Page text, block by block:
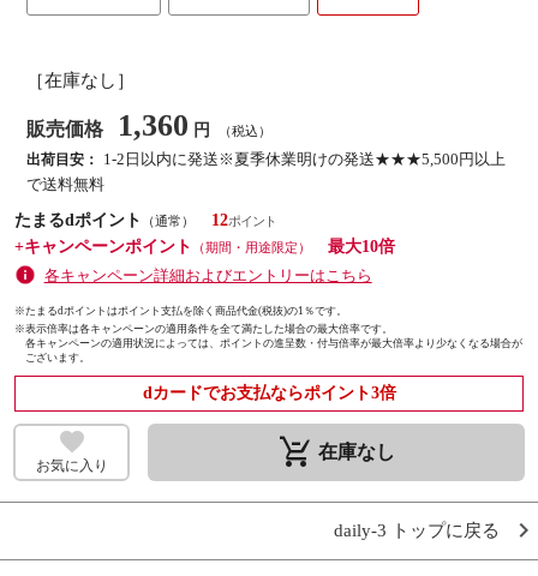
［在庫なし］
販売価格 1,360 円 （税込）
出荷目安：
1-2日以内に発送※夏季休業明けの発送★★★5,500円以上
で送料無料
たまるdポイント
（通常）
12
+キャンペーンポイント
（期間・用途限定）
最大10倍
各キャンペーン詳細およびエントリーはこちら
※たまるdポイントはポイント支払を除く商品代金(税抜)の1％です。
※表示倍率は各キャンペーンの適用条件を全て満たした場合の最大倍率です。
各キャンペーンの適用状況によっては、ポイントの進呈数・付与倍率が最大倍率より少なくなる場合が
ございます。
dカードでお支払ならポイント3倍
お気に入り remove_shopping_cart 在庫なし
daily-3 トップに戻る